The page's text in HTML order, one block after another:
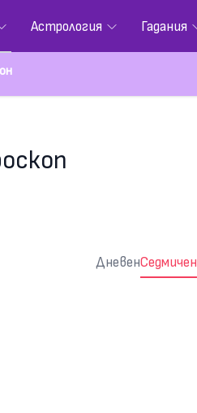
Астрология Гадания
ДневенСедмичен